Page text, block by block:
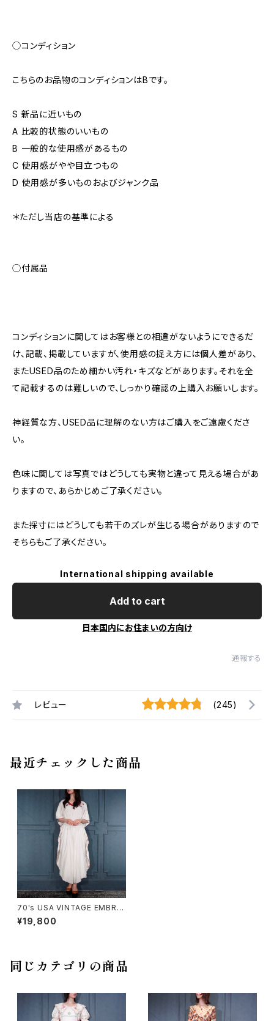
◯コンディション
こちらのお品物のコンディションはBです。
S 新品に近いもの
A 比較的状態のいいもの
B 一般的な使用感があるもの
C 使用感がやや目立つもの
D 使用感が多いものおよびジャンク品
＊ただし当店の基準による
◯付属品
コンディションに関してはお客様との相違がないようにできるだ
け、記載、掲載していますが、使用感の捉え方には個人差があり、
またUSED品のため細かい汚れ・キズなどがあります。それを全
て記載するのは難しいので、しっかり確認の上購入お願いします。
神経質な方、USED品に理解のない方はご購入をご遠慮くださ
い。
色味に関しては写真ではどうしても実物と違って見える場合があ
りますので、あらかじめご了承ください。
また採寸にはどうしても若干のズレが生じる場合がありますので
そちらもご了承ください。
International shipping available
Add to cart
日本国内にお住まいの方向け
通報する
レビュー (245)
最近チェックした商品
70's USA VINTAGE EMBROI
DERY DESIGN KAFTAN DRS
SS ONE PIECE/70年代アメリ
¥19,800
同じカテゴリの商品